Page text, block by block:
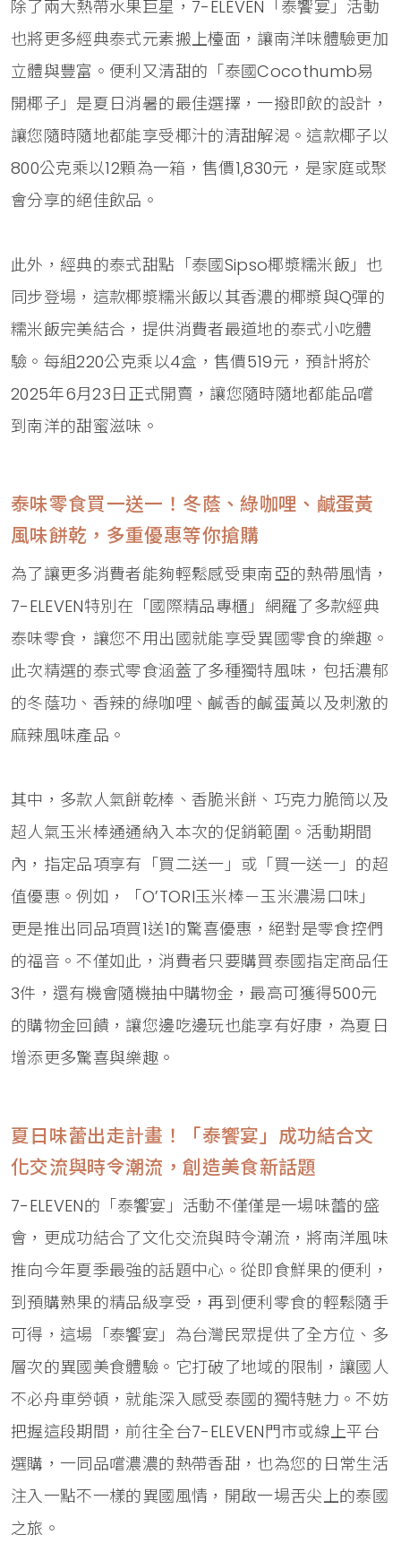
除了兩大熱帶水果巨星，7-ELEVEN「泰饗宴」活動
也將更多經典泰式元素搬上檯面，讓南洋味體驗更加
立體與豐富。便利又清甜的「泰國Cocothumb易
開椰子」是夏日消暑的最佳選擇，一撥即飲的設計，
讓您隨時隨地都能享受椰汁的清甜解渴。這款椰子以
800公克乘以12顆為一箱，售價1,830元，是家庭或聚
會分享的絕佳飲品。
此外，經典的泰式甜點「泰國Sipso椰漿糯米飯」也
同步登場，這款椰漿糯米飯以其香濃的椰漿與Q彈的
糯米飯完美結合，提供消費者最道地的泰式小吃體
驗。每組220公克乘以4盒，售價519元，預計將於
2025年6月23日正式開賣，讓您隨時隨地都能品嚐
到南洋的甜蜜滋味。
泰味零食買一送一！冬蔭、綠咖哩、鹹蛋黃
風味餅乾，多重優惠等你搶購
為了讓更多消費者能夠輕鬆感受東南亞的熱帶風情，
7-ELEVEN特別在「國際精品專櫃」網羅了多款經典
泰味零食，讓您不用出國就能享受異國零食的樂趣。
此次精選的泰式零食涵蓋了多種獨特風味，包括濃郁
的冬蔭功、香辣的綠咖哩、鹹香的鹹蛋黃以及刺激的
麻辣風味產品。
其中，多款人氣餅乾棒、香脆米餅、巧克力脆筒以及
超人氣玉米棒通通納入本次的促銷範圍。活動期間
內，指定品項享有「買二送一」或「買一送一」的超
值優惠。例如，「O’TORI玉米棒－玉米濃湯口味」
更是推出同品項買1送1的驚喜優惠，絕對是零食控們
的福音。不僅如此，消費者只要購買泰國指定商品任
3件，還有機會隨機抽中購物金，最高可獲得500元
的購物金回饋，讓您邊吃邊玩也能享有好康，為夏日
增添更多驚喜與樂趣。
夏日味蕾出走計畫！「泰饗宴」成功結合文
化交流與時令潮流，創造美食新話題
7-ELEVEN的「泰饗宴」活動不僅僅是一場味蕾的盛
會，更成功結合了文化交流與時令潮流，將南洋風味
推向今年夏季最強的話題中心。從即食鮮果的便利，
到預購熟果的精品級享受，再到便利零食的輕鬆隨手
可得，這場「泰饗宴」為台灣民眾提供了全方位、多
層次的異國美食體驗。它打破了地域的限制，讓國人
不必舟車勞頓，就能深入感受泰國的獨特魅力。不妨
把握這段期間，前往全台7-ELEVEN門市或線上平台
選購，一同品嚐濃濃的熱帶香甜，也為您的日常生活
注入一點不一樣的異國風情，開啟一場舌尖上的泰國
之旅。